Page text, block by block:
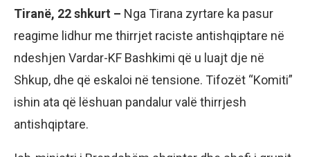
Tiranë, 22 shkurt – Nga Tirana zyrtare ka pasur
reagime lidhur me thirrjet raciste antishqiptare në
ndeshjen Vardar-KF Bashkimi që u luajt dje në
Shkup, dhe që eskaloi në tensione. Tifozët “Komiti”
ishin ata që lëshuan pandalur valë thirrjesh
antishqiptare.